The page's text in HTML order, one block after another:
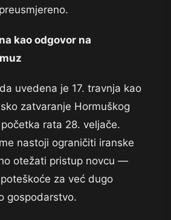
kao odgovor na
uvedena je 17. travnja kao
zatvaranje Hormuškog
rata 28. veljače.
nastoji ograničiti iranske
otežati pristup novcu —
za već dugo
gospodarstvo.